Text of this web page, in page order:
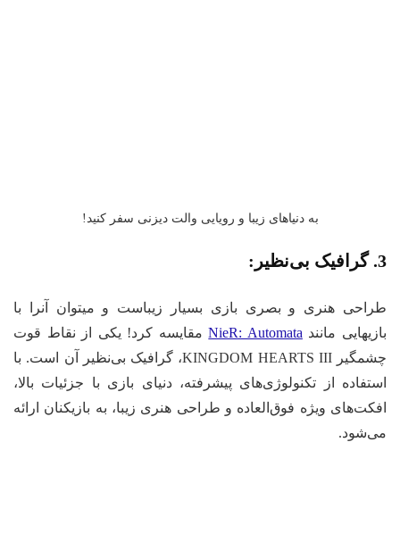
به دنیاهای زیبا و رویایی والت دیزنی سفر کنید!
هنری و بصری بازی بسیار زیباست و میتوان آنرا با
مانندNieR: Automataمقایسه کرد! یکی از نقاط قوت
چشمگیر KINGDOM HEARTS III، گرافیک بی‌نظیر آن است. با
از تکنولوژی‌های پیشرفته، دنیای بازی با جزئیات بالا،
ویژه فوق‌العاده و طراحی هنری زیبا، به بازیکنان ارائه